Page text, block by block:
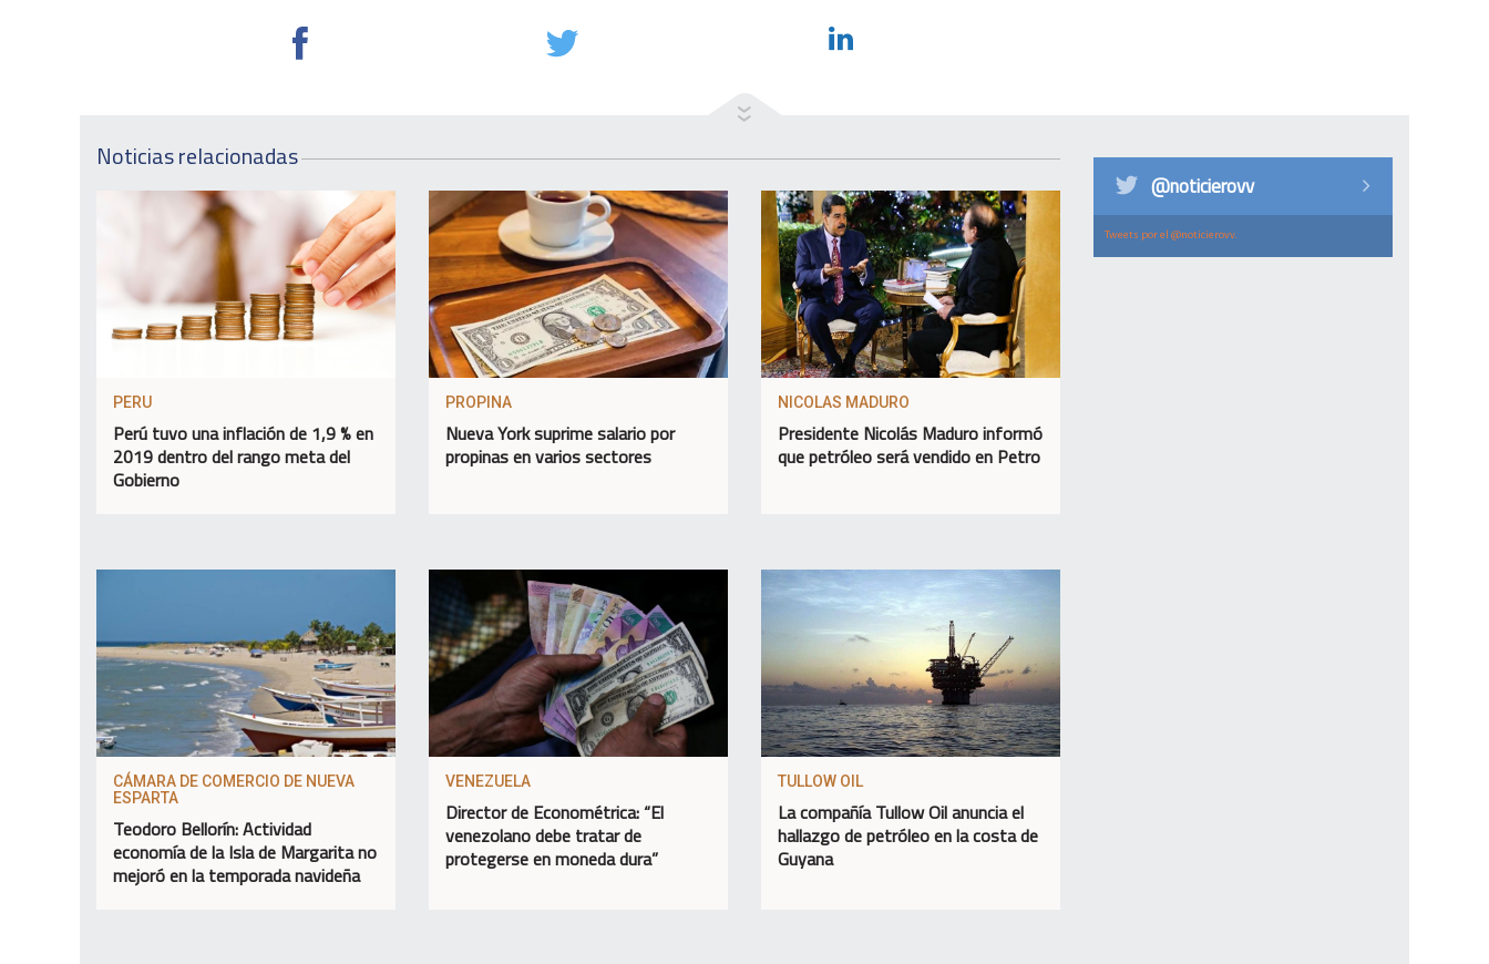
Noticias relacionadas
PERU
Perú tuvo una inflación de 1,9 % en
2019 dentro del rango meta del
Gobierno
PROPINA
Nueva York suprime salario por
propinas en varios sectores
NICOLAS MADURO
Presidente Nicolás Maduro informó
que petróleo será vendido en Petro
CÁMARA DE COMERCIO DE NUEVA
ESPARTA
Teodoro Bellorín: Actividad
economía de la Isla de Margarita no
mejoró en la temporada navideña
VENEZUELA
Director de Econométrica: “El
venezolano debe tratar de
protegerse en moneda dura”
TULLOW OIL
La compañía Tullow Oil anuncia el
hallazgo de petróleo en la costa de
Guyana
@noticierovv
Tweets por el @noticierovv.